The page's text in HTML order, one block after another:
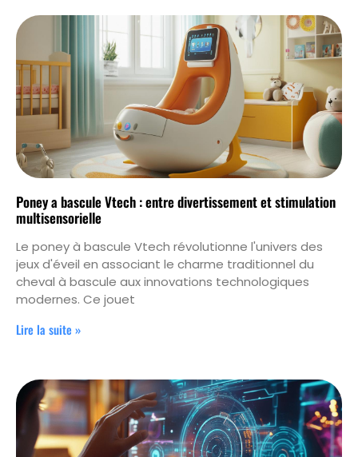
Poney a bascule Vtech : entre divertissement et stimulation
multisensorielle
Le poney à bascule Vtech révolutionne l'univers des
jeux d'éveil en associant le charme traditionnel du
cheval à bascule aux innovations technologiques
modernes. Ce jouet
Lire la suite »